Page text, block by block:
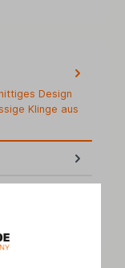
Design
Klinge aus